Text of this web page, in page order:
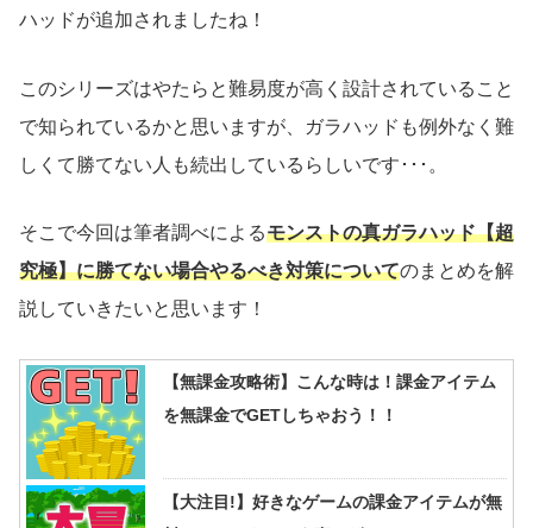
ハッドが追加されましたね！
このシリーズはやたらと難易度が高く設計されていること
で知られているかと思いますが、ガラハッドも例外なく難
しくて勝てない人も続出しているらしいです･･･。
そこで今回は筆者調べによるモンストの真ガラハッド【超
究極】に勝てない場合やるべき対策についてのまとめを解
説していきたいと思います！
【無課金攻略術】こんな時は！課金アイテム
を無課金でGETしちゃおう！！
【大注目!】好きなゲームの課金アイテムが無